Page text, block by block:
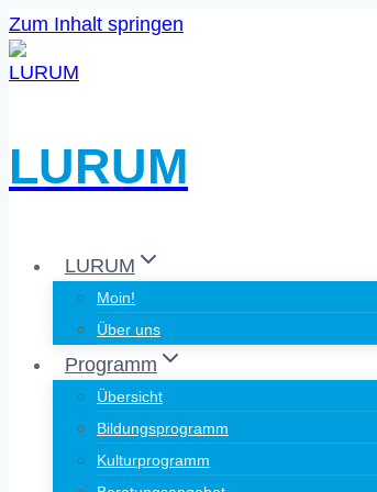
Zum Inhalt springen
LURUM
LURUM
Moin!
Über uns
Programm
Übersicht
Bildungsprogramm
Kulturprogramm